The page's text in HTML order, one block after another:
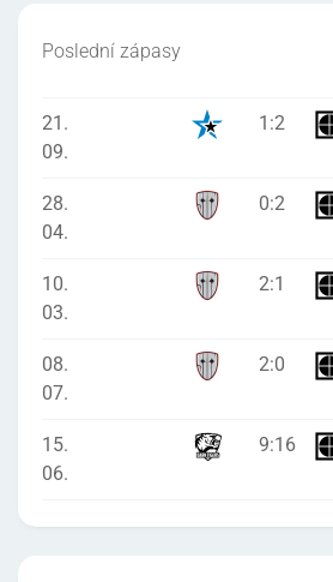
Poslední zápasy
21.
09.
1 :2
28.
04.
0:2
10.
03.
2:1
08.
07.
2:0
15.
06.
9:16